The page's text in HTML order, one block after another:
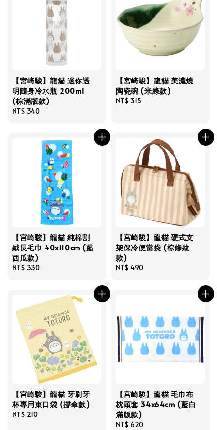
【宮崎駿】龍貓 迷你透
明隨身冷水瓶 200ml
(棕滿版款)
Regular
NT$ 340
【宮崎駿】龍貓 美濃燒
陶瓷碗 (米綠款)
Regular
NT$ 315
【宮崎駿】龍貓 純棉割
絨長毛巾 40x110cm (藍
西瓜款)
Regular
NT$ 330
【宮崎駿】龍貓 硬式支
架保冷便當袋 (棕條紋
款)
Regular
NT$ 490
【宮崎駿】龍貓 牙刷牙
杯專用束口袋 (撐傘款)
Regular
NT$ 210
【宮崎駿】龍貓 毛巾布
枕頭套 34x64cm (藍白
滿版款)
Regular
NT$ 620